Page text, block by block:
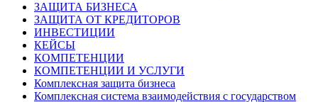
ЗАЩИТА БИЗНЕСА
ЗАЩИТА ОТ КРЕДИТОРОВ
ИНВЕСТИЦИИ
КЕЙСЫ
КОМПЕТЕНЦИИ
КОМПЕТЕНЦИИ И УСЛУГИ
Комплексная защита бизнеса
Комплексная система взаимодействия с государством